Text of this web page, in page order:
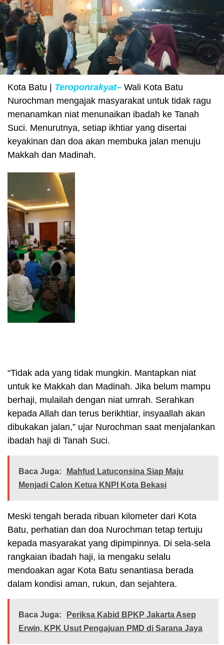
Kota Batu | Teroponrakyat– Wali Kota Batu
Nurochman mengajak masyarakat untuk tidak ragu
menanamkan niat menunaikan ibadah ke Tanah
Suci. Menurutnya, setiap ikhtiar yang disertai
keyakinan dan doa akan membuka jalan menuju
Makkah dan Madinah.
“Tidak ada yang tidak mungkin. Mantapkan niat
untuk ke Makkah dan Madinah. Jika belum mampu
berhaji, mulailah dengan niat umrah. Serahkan
kepada Allah dan terus berikhtiar, insyaallah akan
dibukakan jalan,” ujar Nurochman saat menjalankan
ibadah haji di Tanah Suci.
Baca Juga:
Mahfud Latuconsina Siap Maju
Menjadi Calon Ketua KNPI Kota Bekasi
Meski tengah berada ribuan kilometer dari Kota
Batu, perhatian dan doa Nurochman tetap tertuju
kepada masyarakat yang dipimpinnya. Di sela-sela
rangkaian ibadah haji, ia mengaku selalu
mendoakan agar Kota Batu senantiasa berada
dalam kondisi aman, rukun, dan sejahtera.
Baca Juga:
Periksa Kabid BPKP Jakarta Asep
Erwin, KPK Usut Pengajuan PMD di Sarana Jaya